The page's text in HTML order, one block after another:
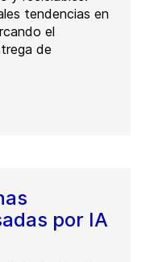
tendencias en
el
de
por IA